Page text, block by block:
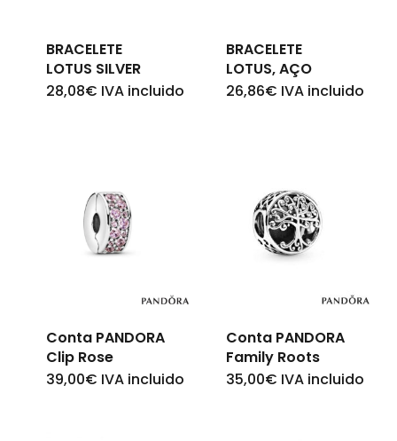
BRACELETE
LOTUS SILVER
28,08€ IVA incluido
BRACELETE
LOTUS, AÇO
26,86€ IVA incluido
Conta PANDORA
Clip Rose
39,00€ IVA incluido
Conta PANDORA
Family Roots
35,00€ IVA incluido